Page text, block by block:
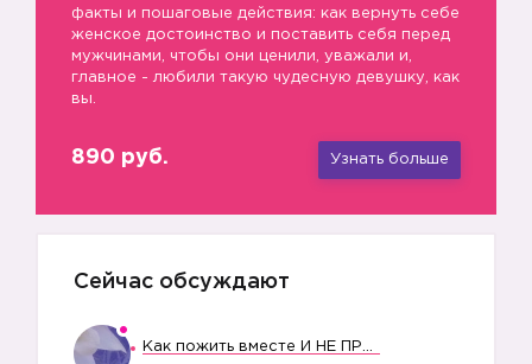
факты и пошаговые действия: как вернуть себе
женское достоинство и поставить себя перед
мужчинами, чтобы они ценили, уважали и,
главное - любили такую чудесную девушку, как
вы.
890 руб. Узнать больше
Сейчас обсуждают